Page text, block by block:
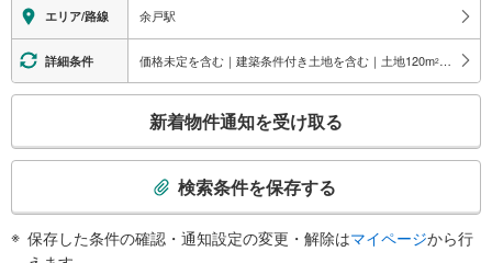
トイレ
《多機能トイレ》
・有り
スロープ
エリア/路線 余戸駅
詳細条件 価格未定を含む｜建築条件付き土地を含む｜土地120m2 以上
検
新着物件通知を受け取る
検索条件を保存する
保存した条件の確認・通知設定の変更・解除はマイページから行